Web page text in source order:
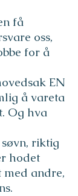
få
oss,
for å
EN
å vareta
Og hva
riktig
hodet
andre,